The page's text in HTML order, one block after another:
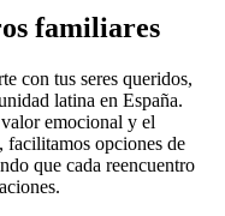
familiares
con tus seres queridos,
latina en España.
emocional y el
facilitamos opciones de
que cada reencuentro